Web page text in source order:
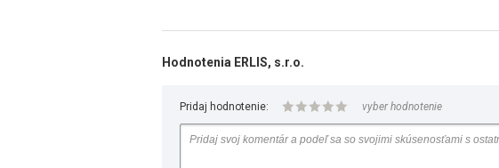
Hodnotenia ERLIS, s.r.o.
Pridaj hodnotenie: vyber hodnotenie